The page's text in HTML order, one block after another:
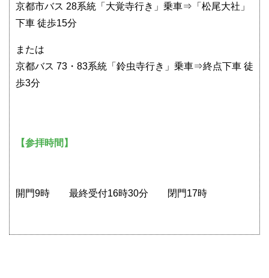
京都市バス 28系統「大覚寺行き」乗車⇒「松尾大社」
下車 徒歩15分
または
京都バス 73・83系統「鈴虫寺行き」乗車⇒終点下車 徒
歩3分
【参拝時間】
開門9時 最終受付16時30分 閉門17時